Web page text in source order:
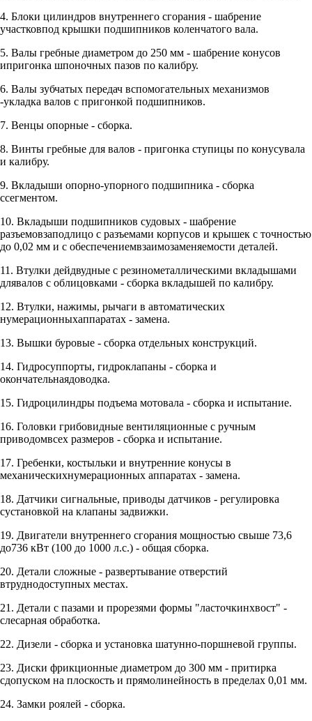
4. Блоки цилиндров внутреннего сгорания - шабрение
участковпод крышки подшипников коленчатого вала.
5. Валы гребные диаметром до 250 мм - шабрение конусов
ипригонка шпоночных пазов по калибру.
6. Валы зубчатых передач вспомогательных механизмов
-укладка валов с пригонкой подшипников.
7. Венцы опорные - сборка.
8. Винты гребные для валов - пригонка ступицы по конусувала
и калибру.
9. Вкладыши опорно-упорного подшипника - сборка
ссегментом.
10. Вкладыши подшипников судовых - шабрение
разъемовзаподлицо с разъемами корпусов и крышек с точностью
до 0,02 мм и с обеспечениемвзаимозаменяемости деталей.
11. Втулки дейдвудные с резинометаллическими вкладышами
длявалов с облицовками - сборка вкладышей по калибру.
12. Втулки, нажимы, рычаги в автоматических
нумерационныхаппаратах - замена.
13. Вышки буровые - сборка отдельных конструкций.
14. Гидросуппорты, гидроклапаны - сборка и
окончательнаядоводка.
15. Гидроцилиндры подъема мотовала - сборка и испытание.
16. Головки грибовидные вентиляционные с ручным
приводомвсех размеров - сборка и испытание.
17. Гребенки, костыльки и внутренние конусы в
механическихнумерационных аппаратах - замена.
18. Датчики сигнальные, приводы датчиков - регулировка
сустановкой на клапаны задвижки.
19. Двигатели внутреннего сгорания мощностью свыше 73,6
до736 кВт (100 до 1000 л.с.) - общая сборка.
20. Детали сложные - развертывание отверстий
втруднодоступных местах.
21. Детали с пазами и прорезями формы "ласточкинхвост" -
слесарная обработка.
22. Дизели - сборка и установка шатунно-поршневой группы.
23. Диски фрикционные диаметром до 300 мм - притирка
сдопуском на плоскость и прямолинейность в пределах 0,01 мм.
24. Замки роялей - сборка.